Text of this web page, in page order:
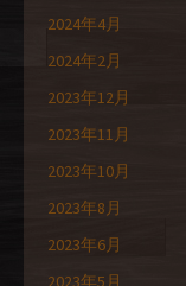
2024年4月
2024年2月
2023年12月
2023年11月
2023年10月
2023年8月
2023年6月